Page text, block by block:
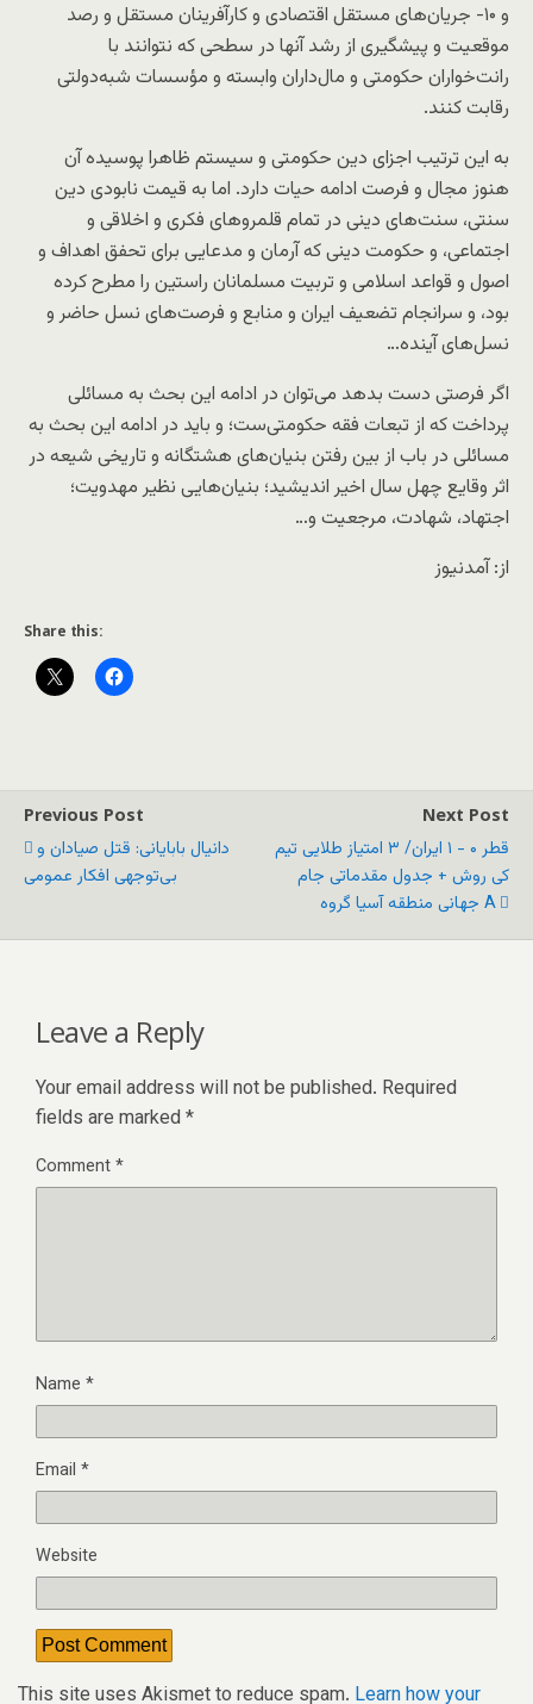
و ۱۰- جریان‌های مستقل اقتصادی و کارآفرینان مستقل و رصد
موقعیت و پیشگیری از رشد آنها در سطحی که نتوانند با
رانت‌خواران حکومتی و مال‌داران وابسته و مؤسسات شبه‌دولتی
رقابت کنند.
به این ترتیب اجزای دین حکومتی و سیستم ظاهرا پوسیده آن
هنوز مجال و فرصت ادامه حیات دارد. اما به قیمت نابودی دین
سنتی، سنت‌های دینی در تمام قلمروهای فکری و اخلاقی و
اجتماعی، و حکومت دینی که آرمان و مدعایی برای تحفق اهداف و
اصول و قواعد اسلامی و تربیت مسلمانان راستین را مطرح کرده
بود، و سرانجام تضعیف ایران و منابع و فرصت‌های نسل حاضر و
نسل‌های آینده…
اگر فرصتی دست بدهد می‌توان در ادامه این بحث به مسائلی
پرداخت که از تبعات فقه حکومتی‌ست؛ و باید در ادامه این بحث به
مسائلی در باب از بین رفتن بنیان‌های هشتگانه و تاریخی شیعه در
اثر وقایع چهل سال اخیر اندیشید؛ بنیان‌هایی نظیر مهدویت؛
اجتهاد، شهادت، مرجعیت و…
از: آمدنیوز
Share this:
Previous Post
دانیال بابایانی: قتل صیادان و
بی‌توجهی افکار عمومی
Next Post
قطر ۰ - ۱ ایران/ ۳ امتیاز طلایی تیم
کی روش + جدول مقدماتی جام
جهانی منطقه آسیا گروه A
Leave a Reply
Your email address will not be published. Required
fields are marked *
Comment*
Name *
Email *
Website
This site uses Akismet to reduce spam. Learn how your